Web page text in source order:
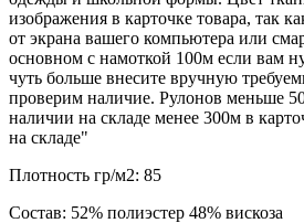
изображения в карточке товара, так
от экрана вашего компьютера или
основном с намоткой 100м если вам
чуть больше внесите вручную
проверим наличие. Рулонов меньше
наличии на складе менее 300м в
на складе"
Плотность гр/м2: 85
Состав: 52% полиэстер 48% вискоза